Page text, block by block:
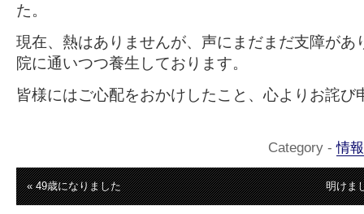
た。
現在、熱はありませんが、声にまだまだ支障があ
院に通いつつ養生しております。
皆様にはご心配をおかけしたこと、心よりお詫び
Category -情報
« 49歳になりました 明けま